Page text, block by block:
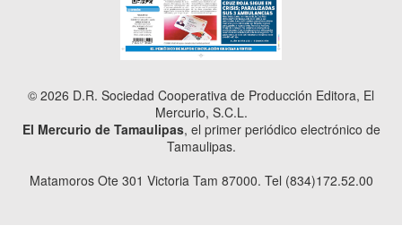
© 2026 D.R. Sociedad Cooperativa de Producción Editora, El
Mercurio, S.C.L.
El Mercurio de Tamaulipas, el primer periódico electrónico de
Tamaulipas.
Matamoros Ote 301 Victoria Tam 87000. Tel (834)172.52.00